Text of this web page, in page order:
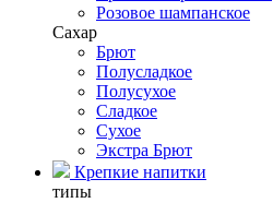
Розовое шампанское
Сахар
Брют
Полусладкое
Полусухое
Сладкое
Сухое
Экстра Брют
Крепкие напитки
типы